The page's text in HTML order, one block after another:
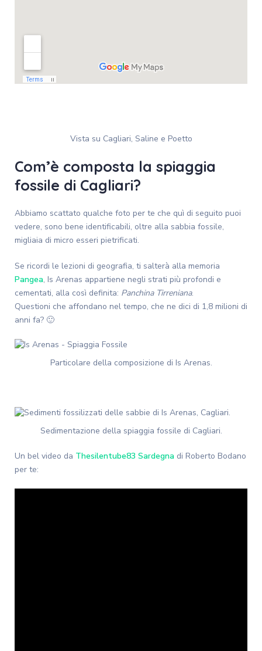
Vista su Cagliari, Saline e Poetto
Com’è composta la spiaggia
fossile di Cagliari?
Abbiamo scattato qualche foto per te che quì di seguito puoi
vedere, sono bene identificabili, oltre alla sabbia fossile,
migliaia di micro esseri pietrificati.
Se ricordi le lezioni di geografia, ti salterà alla memoria
Pangea, Is Arenas appartiene negli strati più profondi e
cementati, alla così definita: Panchina Tirreniana.
Questioni che affondano nel tempo, che ne dici di 1,8 milioni di
anni fa? 🙂
Particolare della composizione di Is Arenas.
Sedimentazione della spiaggia fossile di Cagliari.
Un bel video da Thesilentube83 Sardegna di Roberto Bodano
per te: